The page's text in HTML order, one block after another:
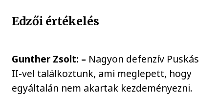
Edzői értékelés
Gunther Zsolt: – Nagyon defenzív Puskás
II-vel találkoztunk, ami meglepett, hogy
egyáltalán nem akartak kezdeményezni.